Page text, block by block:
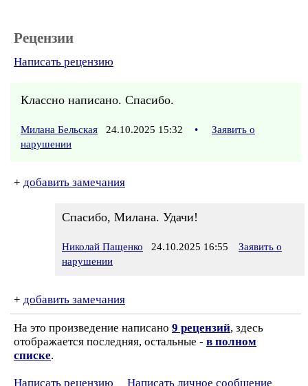
Рецензии
Написать рецензию
Классно написано. Спасибо.
Милана Бельская 24.10.2025 15:32 •
Заявить о
нарушении
+ добавить замечания
Спасибо, Милана. Удачи!
Николай Пащенко 24.10.2025 16:55
Заявить о
нарушении
+ добавить замечания
На это произведение написано 9 рецензий, здесь
отображается последняя, остальные - в полном
списке.
Написать рецензию Написать личное сообщение